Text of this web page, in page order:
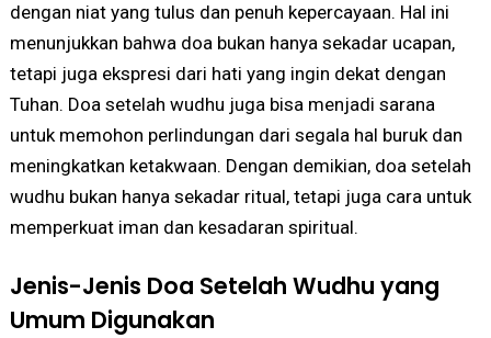
dengan niat yang tulus dan penuh kepercayaan. Hal ini
menunjukkan bahwa doa bukan hanya sekadar ucapan,
tetapi juga ekspresi dari hati yang ingin dekat dengan
Tuhan. Doa setelah wudhu juga bisa menjadi sarana
untuk memohon perlindungan dari segala hal buruk dan
meningkatkan ketakwaan. Dengan demikian, doa setelah
wudhu bukan hanya sekadar ritual, tetapi juga cara untuk
memperkuat iman dan kesadaran spiritual.
Jenis-Jenis Doa Setelah Wudhu yang
Umum Digunakan